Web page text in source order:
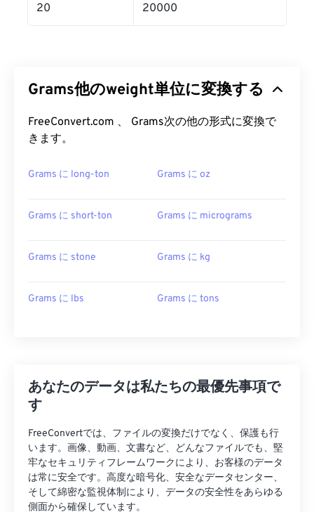
20 20000
Grams他のweight単位に変換する
FreeConvert.com 、 Grams次の他の形式に変換で
きます。
Grams に long-ton Grams に oz
Grams に short-ton Grams に micrograms
Grams に stone Grams に kg
Grams に lbs Grams に tons
あなたのデータは私たちの最優先事項で
す
FreeConvertでは、ファイルの変換だけでなく、保護も行
います。画像、動画、文書など、どんなファイルでも、堅
牢なセキュリティフレームワークにより、お客様のデータ
は常に安全です。高度な暗号化、安全なデータセンター、
そして綿密な監視体制により、データの安全性をあらゆる
側面から確保しています。